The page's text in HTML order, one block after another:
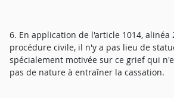
6. En application de l'article 1014, alinéa
procédure civile, il n'y a pas lieu de
spécialement motivée sur ce grief qui
pas de nature à entraîner la cassation.